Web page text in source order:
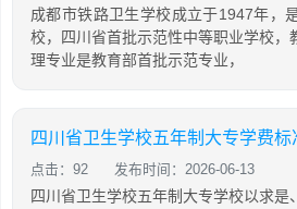
成都市铁路卫生学校成立于1947年，
校，四川省首批示范性中等职业学校，
理专业是教育部首批示范专业，
点击：92 发布时间：2026-06-13
四川省卫生学校五年制大专学校以求是